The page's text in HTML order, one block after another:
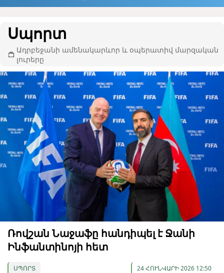
Սպորտ
Ադրբեջանի ամենակարևոր և օպերատիվ մարզական
լուրերը
Ռովշան Նաջաֆը հանդիպել է Ջանի
Ինֆանտինոյի հետ
ՍՊՈՐՏ 24 ՀՈՒՆՎԱՐԻ 2026 12:50